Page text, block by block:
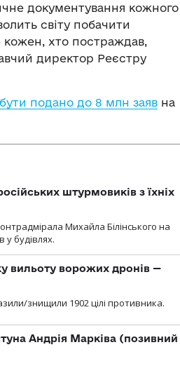
документування кожного
світу побачити
кожен, хто постраждав,
директор Реєстру
бути подано до 8 млн заяв на
штурмовиків з їхніх
Михайла Білінського на
будівлях.
вильоту ворожих дронів —
знищили 1902 цілі противника.
Андрія Марківа (позивний